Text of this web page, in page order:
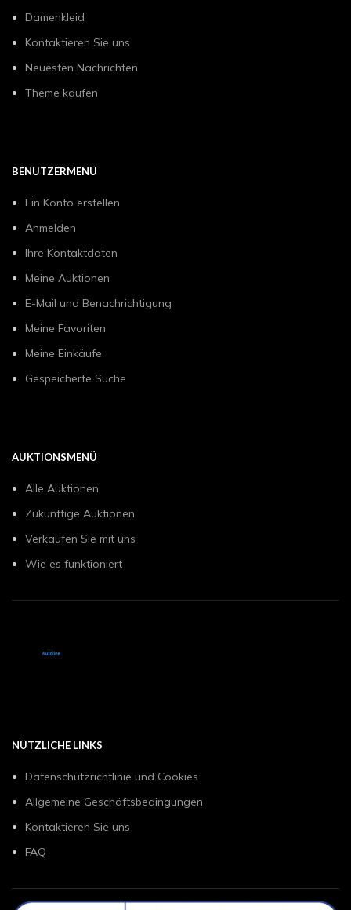
Damenkleid
Kontaktieren Sie uns
Neuesten Nachrichten
Theme kaufen
BENUTZERMENÜ
Ein Konto erstellen
Anmelden
Ihre Kontaktdaten
Meine Auktionen
E-Mail und Benachrichtigung
Meine Favoriten
Meine Einkäufe
Gespeicherte Suche
AUKTIONSMENÜ
Alle Auktionen
Zukünftige Auktionen
Verkaufen Sie mit uns
Wie es funktioniert
NÜTZLICHE LINKS
Datenschutzrichtlinie und Cookies
Allgemeine Geschäftsbedingungen
Kontaktieren Sie uns
FAQ